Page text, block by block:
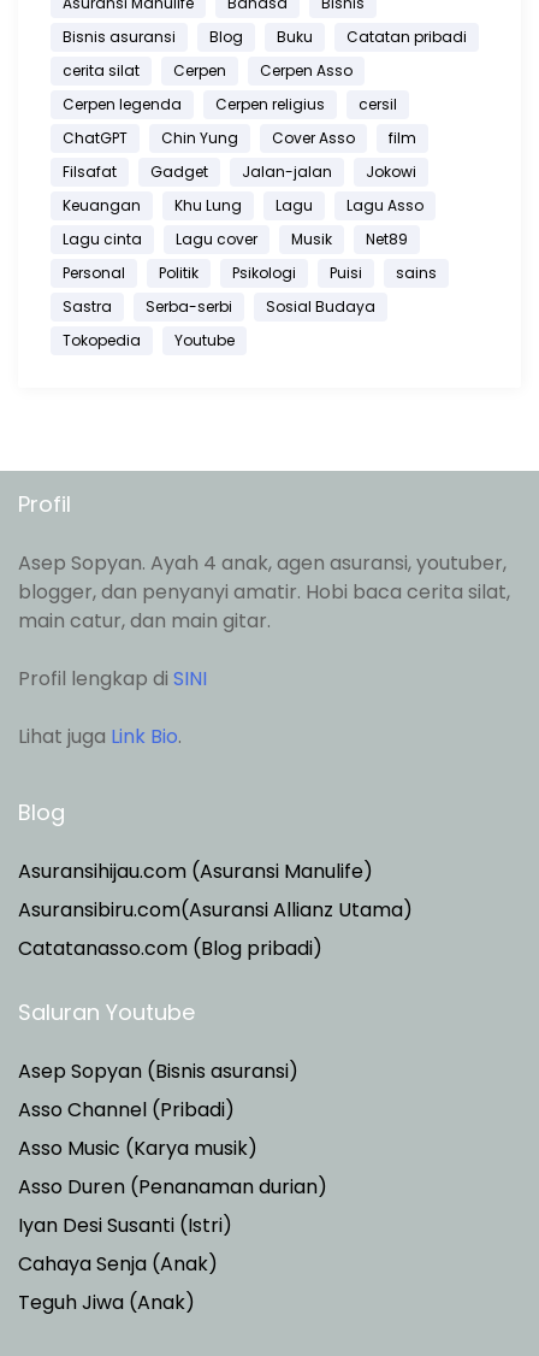
Bisnis asuransi
Blog Buku
Catatan pribadi
cerita silat
Cerpen
Cerpen Asso
Cerpen legenda
Cerpen religius
cersil
ChatGPT
Chin Yung Cover Asso
film
Filsafat
Gadget Jalan-jalan
Jokowi
Keuangan
Khu Lung Lagu
Lagu Asso
Lagu cinta
Lagu cover Musik
Net89
Personal
Politik Psikologi Puisi
sains
Sastra
Serba-serbi
Sosial Budaya
Tokopedia
Youtube
Profil
Asep Sopyan. Ayah 4 anak, agen asuransi, youtuber,
blogger, dan penyanyi amatir. Hobi baca cerita silat,
main catur, dan main gitar.
Profil lengkap di SINI
Lihat juga Link Bio.
Blog
Asuransihijau.com (Asuransi Manulife)
Asuransibiru.com(Asuransi Allianz Utama)
Catatanasso.com (Blog pribadi)
Saluran Youtube
Asep Sopyan (Bisnis asuransi)
Asso Channel (Pribadi)
Asso Music (Karya musik)
Asso Duren (Penanaman durian)
Iyan Desi Susanti (Istri)
Cahaya Senja (Anak)
Teguh Jiwa (Anak)